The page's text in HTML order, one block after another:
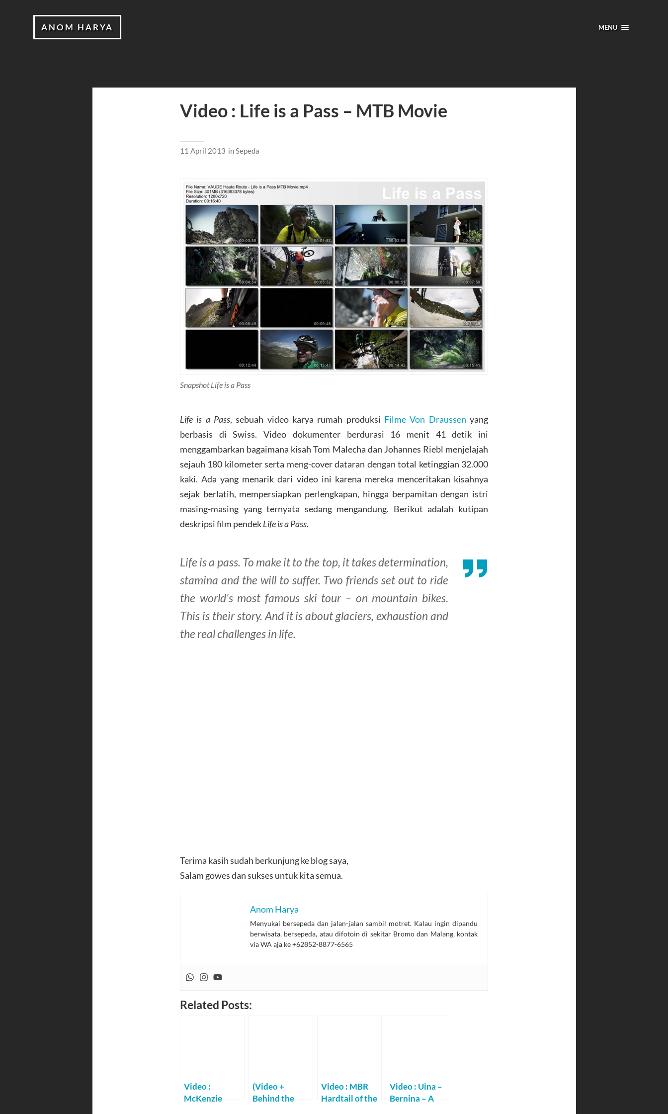
ANOM HARYA MENU
Video : Life is a Pass – MTB Movie
11 April 2013 in Sepeda
Snapshot Life is a Pass
Life is a Pass, sebuah video karya rumah produksi Filme Von Draussen yang
berbasis di Swiss. Video dokumenter berdurasi 16 menit 41 detik ini
menggambarkan bagaimana kisah Tom Malecha dan Johannes Riebl menjelajah
sejauh 180 kilometer serta meng-cover dataran dengan total ketinggian 32.000
kaki. Ada yang menarik dari video ini karena mereka menceritakan kisahnya
sejak berlatih, mempersiapkan perlengkapan, hingga berpamitan dengan istri
masing-masing yang ternyata sedang mengandung. Berikut adalah kutipan
deskripsi film pendekLife is a Pass.
Life is a pass. To make it to the top, it takes determination,
stamina and the will to suffer. Two friends set out to ride
the world’s most famous ski tour – on mountain bikes.
This is their story. And it is about glaciers, exhaustion and
the real challenges in life.
Terima kasih sudah berkunjung ke blog saya,
Salam gowes dan sukses untuk kita semua.
Anom Harya
Menyukai bersepeda dan jalan-jalan sambil motret. Kalau ingin dipandu
berwisata, bersepeda, atau difotoin di sekitar Bromo dan Malang, kontak
via WA aja ke +62852-8877-6565
Related Posts:
Video :
McKenzie
(Video +
Behind the
Video : MBR
Hardtail of the
Video : Uina –
Bernina – A